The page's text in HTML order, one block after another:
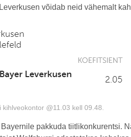
võidab neid vähemalt
kihlveokontor @11.03 kell 09.48.
pakkuda tiitlikonkurentsi.